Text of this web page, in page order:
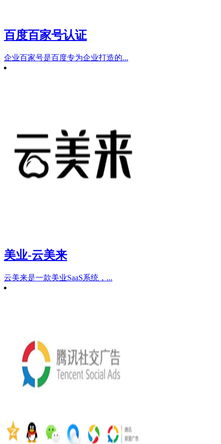
百度百家号认证
企业百家号是百度专为企业打造的...
美业-云美来
云美来是一款美业SaaS系统，...